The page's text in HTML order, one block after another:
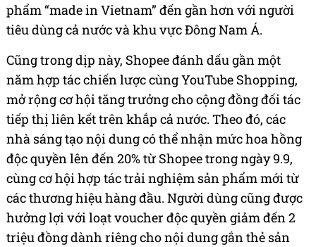
phẩm “made in Vietnam” đến gần hơn với người
tiêu dùng cả nước và khu vực Đông Nam Á.
Cũng trong dịp này, Shopee đánh dấu gần một
năm hợp tác chiến lược cùng YouTube Shopping,
mở rộng cơ hội tăng trưởng cho cộng đồng đối tác
tiếp thị liên kết trên khắp cả nước. Theo đó, các
nhà sáng tạo nội dung có thể nhận mức hoa hồng
độc quyền lên đến 20% từ Shopee trong ngày 9.9,
cùng cơ hội hợp tác trải nghiệm sản phẩm mới từ
các thương hiệu hàng đầu. Người dùng cũng được
hưởng lợi với loạt voucher độc quyền giảm đến 2
triệu đồng dành riêng cho nội dung gắn thẻ sản